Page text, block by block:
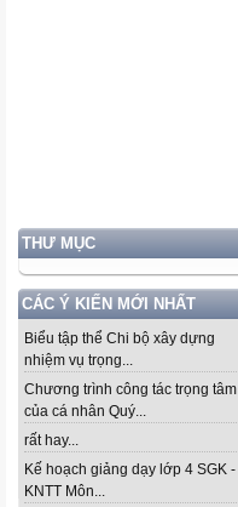
THƯ MỤC
CÁC Ý KIẾN MỚI NHẤT
Biểu tập thể Chi bộ xây dựng
nhiệm vụ trọng...
Chương trình công tác trọng tâm
của cá nhân Quý...
rất hay...
Kế hoạch giảng dạy lớp 4 SGK -
KNTT Môn...